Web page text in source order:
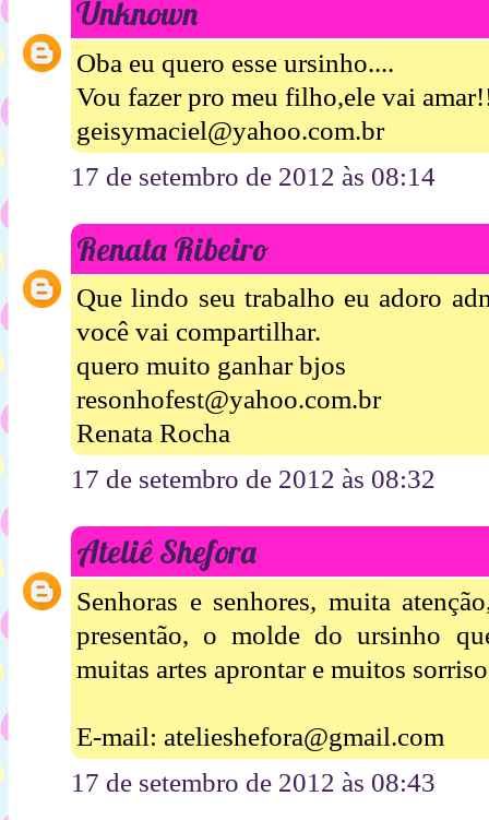
Unknown
Oba eu quero esse ursinho....
Vou fazer pro meu filho,ele vai
geisymaciel@yahoo.com.br
17 de setembro de 2012 às 08:14
Renata Ribeiro
Que lindo seu trabalho eu adoro
você vai compartilhar.
quero muito ganhar bjos
resonhofest@yahoo.com.br
Renata Rocha
17 de setembro de 2012 às 08:32
Ateliê Shefora
Senhoras e senhores, muita
presentão, o molde do ursinho
muitas artes aprontar e muitos
E-mail: atelieshefora@gmail.com
17 de setembro de 2012 às 08:43